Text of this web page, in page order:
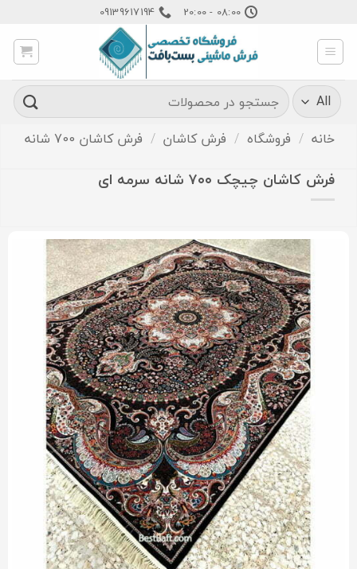
content
08:00 - 20:00
09139617194
جستجو
برای:
خانه / فروشگاه / فرش کاشان / فرش کاشان 700 شانه
فرش کاشان چیچک ۷۰۰ شانه سرمه ای